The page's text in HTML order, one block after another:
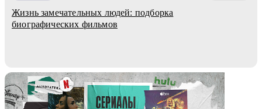
Жизнь замечательных людей: подборка
биографических фильмов